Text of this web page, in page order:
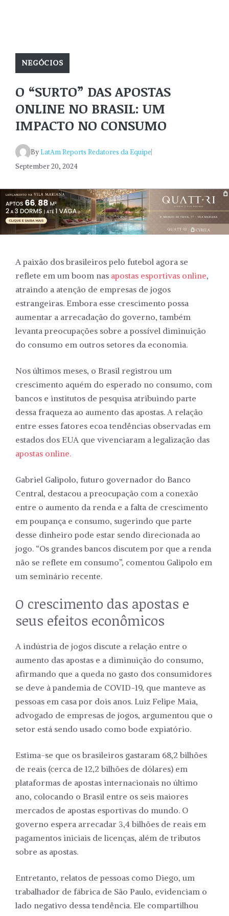
NEGÓCIOS
O “SURTO” DAS APOSTAS
ONLINE NO BRASIL: UM
IMPACTO NO CONSUMO
ByLatAm Reports Redatores da Equipe
September 20, 2024
A paixão dos brasileiros pelo futebol agora se
reflete em um boom nas apostas esportivas online,
atraindo a atenção de empresas de jogos
estrangeiras. Embora esse crescimento possa
aumentar a arrecadação do governo, também
levanta preocupações sobre a possível diminuição
do consumo em outros setores da economia.
Nos últimos meses, o Brasil registrou um
crescimento aquém do esperado no consumo, com
bancos e institutos de pesquisa atribuindo parte
dessa fraqueza ao aumento das apostas. A relação
entre esses fatores ecoa tendências observadas em
estados dos EUA que vivenciaram a legalização das
apostas online.
Gabriel Galipolo, futuro governador do Banco
Central, destacou a preocupação com a conexão
entre o aumento da renda e a falta de crescimento
em poupança e consumo, sugerindo que parte
desse dinheiro pode estar sendo direcionada ao
jogo. “Os grandes bancos discutem por que a renda
não se reflete em consumo”, comentou Galipolo em
um seminário recente.
O crescimento das apostas e
seus efeitos econômicos
A indústria de jogos discute a relação entre o
aumento das apostas e a diminuição do consumo,
afirmando que a queda no gasto dos consumidores
se deve à pandemia de COVID-19, que manteve as
pessoas em casa por dois anos. Luiz Felipe Maia,
advogado de empresas de jogos, argumentou que o
setor está sendo usado como bode expiatório.
Estima-se que os brasileiros gastaram 68,2 bilhões
de reais (cerca de 12,2 bilhões de dólares) em
plataformas de apostas internacionais no último
ano, colocando o Brasil entre os seis maiores
mercados de apostas esportivas do mundo. O
governo espera arrecadar 3,4 bilhões de reais em
pagamentos iniciais de licenças, além de tributos
sobre as apostas.
Entretanto, relatos de pessoas como Diego, um
trabalhador de fábrica de São Paulo, evidenciam o
lado negativo dessa tendência. Ele compartilhou